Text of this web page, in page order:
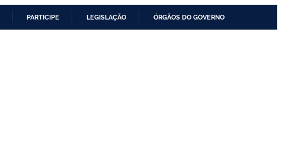
PARTICIPE LEGISLAÇÃO ÓRGÃOS DO GOVERNO